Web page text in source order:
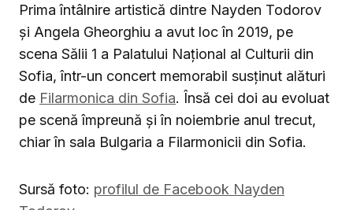
Prima întâlnire artistică dintre Nayden Todorov
și Angela Gheorghiu a avut loc în 2019, pe
scena Sălii 1 a Palatului Național al Culturii din
Sofia, într-un concert memorabil susținut alături
de Filarmonica din Sofia. Însă cei doi au evoluat
pe scenă împreună și în noiembrie anul trecut,
chiar în sala Bulgaria a Filarmonicii din Sofia.
Sursă foto: profilul de Facebook Nayden